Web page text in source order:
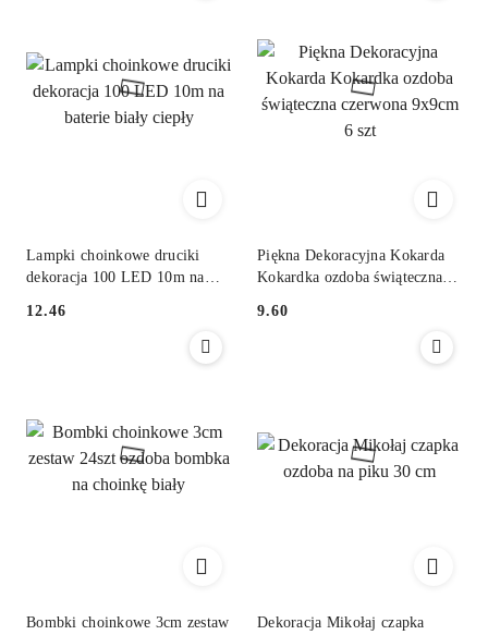
Lampki choinkowe druciki
dekoracja 100 LED 10m na
Cena:
12.46
Piękna Dekoracyjna Kokarda
Kokardka ozdoba świąteczna
Cena:
9.60
Bombki choinkowe 3cm zestaw
Dekoracja Mikołaj czapka